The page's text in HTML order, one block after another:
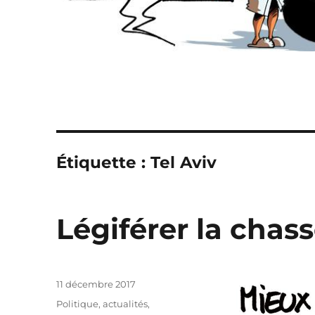
Étiquette :Tel Aviv
Légiférer la
Publié
11 décembre 2017
Catégories
Politique, actualités,